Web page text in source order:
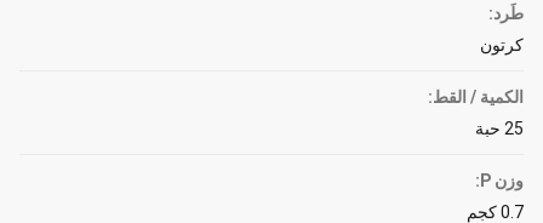
طَرد:
كرتون
الكمية / القط:
25 حبة
وزن P:
0.7 كجم